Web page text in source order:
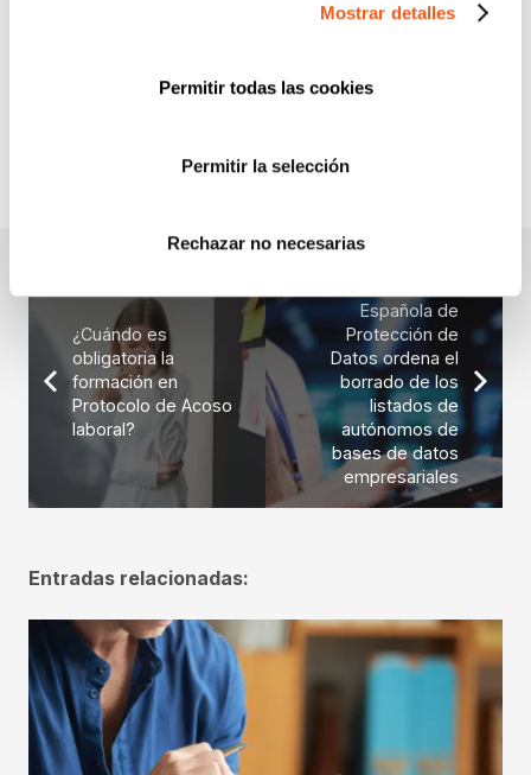
Mostrar detalles
Permitir todas las cookies
Permitir la selección
Rechazar no necesarias
WEBINARS Y PONENCIAS
¿Cuándo es
obligatoria la
formación en
Protocolo de Acoso
laboral?
Española de
Protección de
Datos ordena el
borrado de los
listados de
autónomos de
bases de datos
empresariales
Entradas relacionadas: